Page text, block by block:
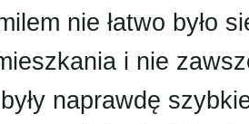
nie łatwo było
i nie
naprawdę